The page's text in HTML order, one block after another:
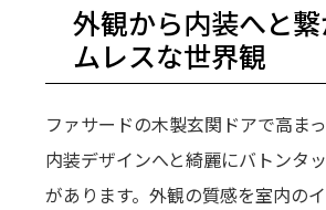
外観から内装へと
ムレスな世界観
ファサードの木製玄関ドアで高ま
内装デザインへと綺麗にバトンタ
があります。外観の質感を室内の